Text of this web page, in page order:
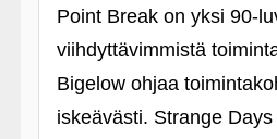
Point Break on yksi 90-
viihdyttävimmistä
Bigelow ohjaa
iskeävästi. Strange